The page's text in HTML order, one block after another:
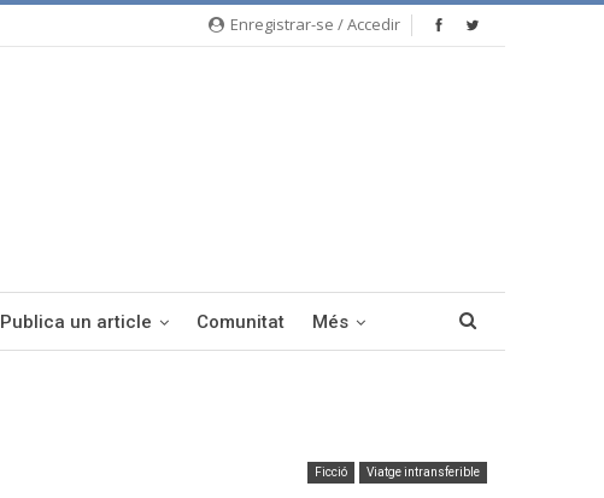
Enregistrar-se / Accedir
Publica un article Comunitat Més
Ficció Viatge intransferible